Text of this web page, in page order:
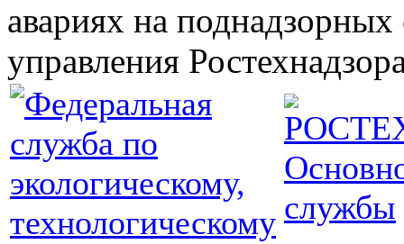
авариях на поднадзорных
управления
службы